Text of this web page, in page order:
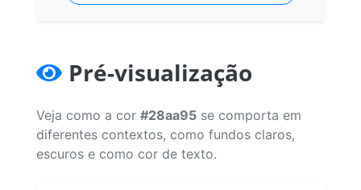
Pré-visualização
Veja como a cor #28aa95 se comporta em
diferentes contextos, como fundos claros,
escuros e como cor de texto.